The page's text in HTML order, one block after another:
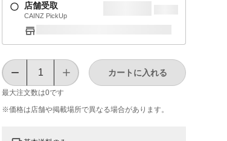
店舗受取
CAINZ PickUp
最大注文数は0です
カートに入れる
※価格は​店舗や​掲載場所で​異なる​場合が​あります。